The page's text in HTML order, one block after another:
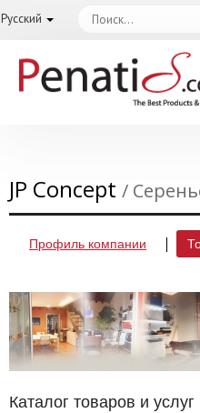
Русский
JP Concept /
Профиль компании
Каталог товаров и услуг